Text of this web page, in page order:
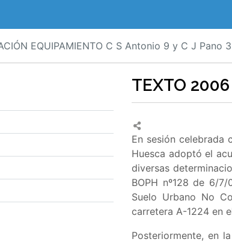
EQUIPAMIENTO C S Antonio 9 y C J Pano 3
TEXTO 2006
En sesión celebrada
Huesca adoptó el
diversas
BOPH nº128 de 6/
Suelo Urbano No
carretera A-1224 en
Posteriormente, en